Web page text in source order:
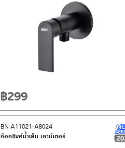
฿299
ก๊อกซิงค์น้ำเย็น เคาน์เตอร์
BN A11021-A8024